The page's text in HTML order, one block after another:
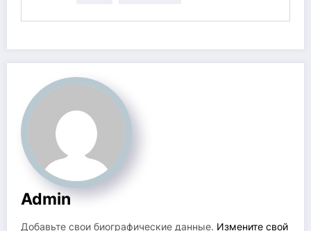
Admin
Добавьте свои биографические данные. Измените свой